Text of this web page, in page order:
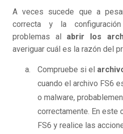
A veces sucede que a
correcta y la
problemas al abrir los
averiguar cuál es la razón del
Compruebe si el
cuando el archivo FS6
o malware,
correctamente. En este
FS6 y realice las